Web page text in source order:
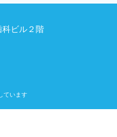
ビル２階
ています